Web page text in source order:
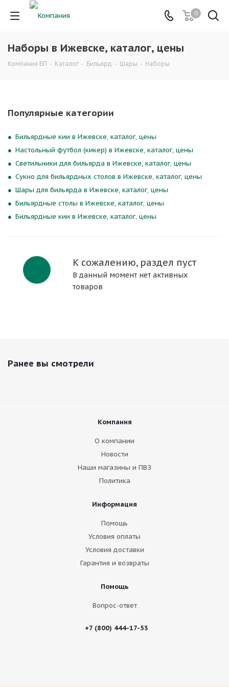
0
Наборы в Ижевске, каталог, цены
Компания БП - Каталог - Бильярд - Шары - Наборы
Популярные категории
Бильярдные кии в Ижевске, каталог, цены
Настольный футбол (кикер) в Ижевске, каталог, цены
Светильники для бильярда в Ижевске, каталог, цены
Сукно для бильярдных столов в Ижевске, каталог, цены
Шары для бильярда в Ижевске, каталог, цены
Бильярдные столы в Ижевске, каталог, цены
Бильярдные кии в Ижевске, каталог, цены
К сожалению, раздел пуст
В данный момент нет активных
товаров
Ранее вы смотрели
Компания
О компании
Новости
Наши магазины и ПВЗ
Политика
Информация
Помощь
Условия оплаты
Условия доставки
Гарантия и возвраты
Помощь
Вопрос-ответ
+7 (800) 444-17-53